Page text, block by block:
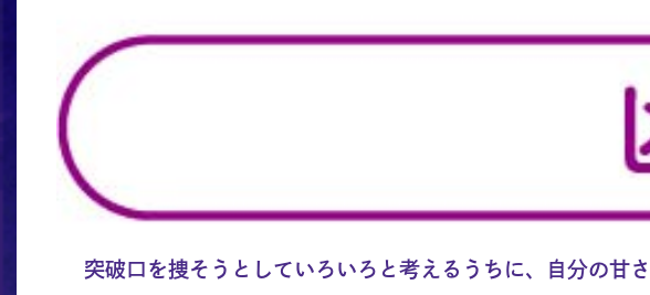
突破口を捜そうとしていろいろと考えるうちに、自分の甘